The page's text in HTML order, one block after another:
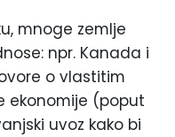
mnoge zemlje
npr. Kanada i
o vlastitim
ekonomije (poput
uvoz kako bi